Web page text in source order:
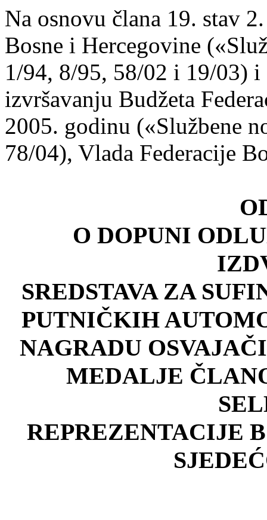
Na osnovu člana 19. stav
Bosne i Hercegovine
1/94, 8/95, 58/02 i 19/03) i
izvršavanju Budžeta
2005. godinu («Službene
78/04), Vlada Federacije
O DOPUNI
SREDSTAVA ZA
PUTNIČKIH
NAGRADU
MEDALJE
REPREZENTACIJE